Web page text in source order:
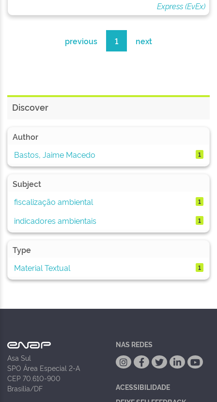
Express (EvEx)
previous 1 next
Discover
Author
Bastos, Jaime Macedo
1
Subject
fiscalização ambiental
1
indicadores ambientais 1
Type
Material Textual
1
Asa Sul
SPO Área Especial 2-A
CEP 70.610-900
Brasília/DF
NAS REDES
ACESSIBILIDADE